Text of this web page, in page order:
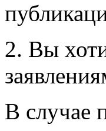
2. Вы
В случае